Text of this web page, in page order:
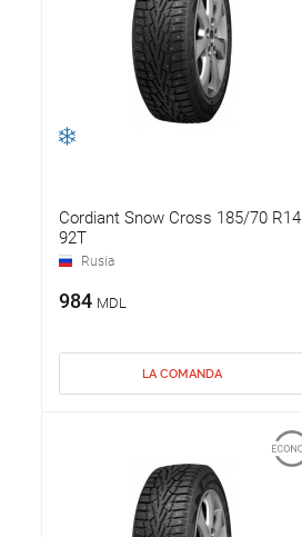
Cordiant Snow Cross 185/70 R14
92T
Rusia
984 MDL
LA COMANDA